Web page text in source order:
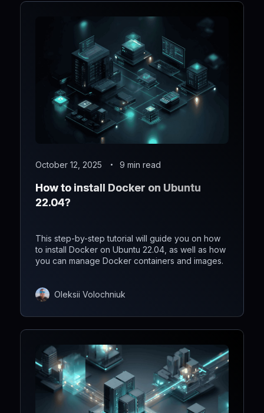
October 12, 2025 9 min read
How to install Docker on Ubuntu
22.04?
This step-by-step tutorial will guide you on how
to install Docker on Ubuntu 22.04, as well as how
you can manage Docker containers and images.
Oleksii Volochniuk